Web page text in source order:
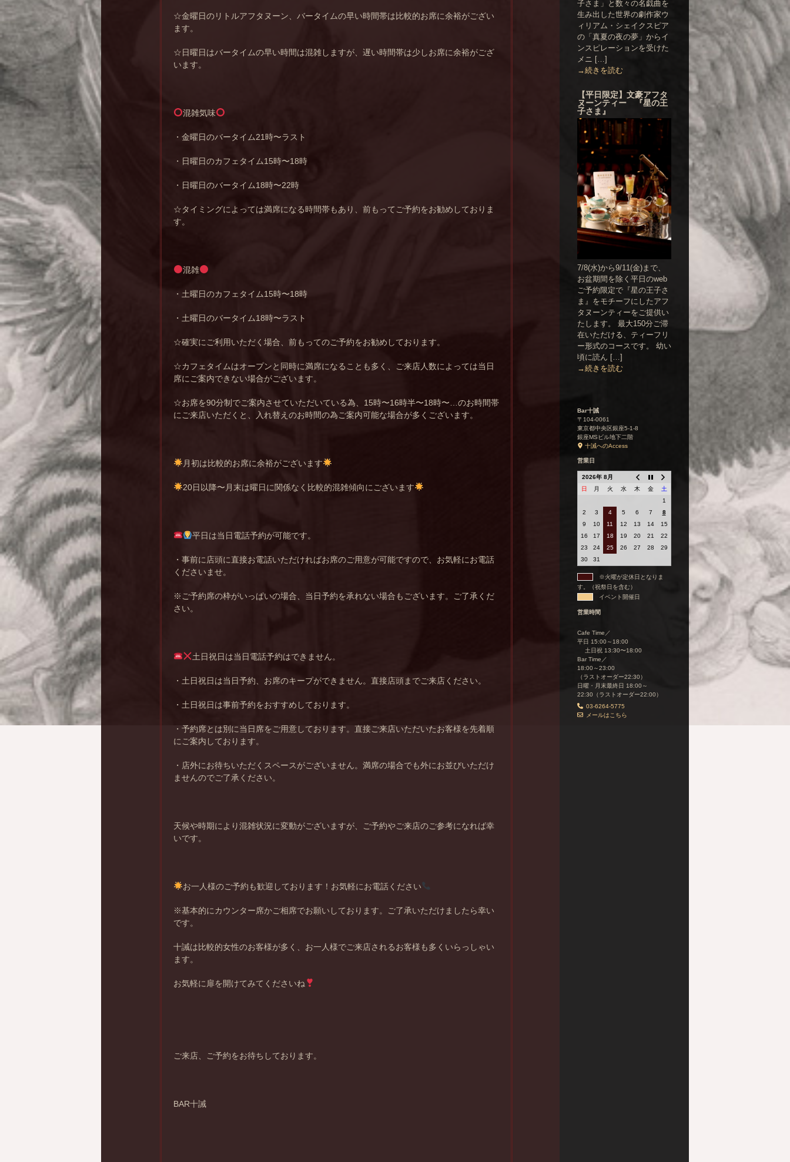
☆金曜日のリトルアフタヌーン、バータイムの早い時間帯は比較的お席に余裕がござい
ます。
☆日曜日はバータイムの早い時間は混雑しますが、遅い時間帯は少しお席に余裕がござ
います。
混雑気味
・金曜日のバータイム21時〜ラスト
・日曜日のカフェタイム15時〜18時
・日曜日のバータイム18時〜22時
☆タイミングによっては満席になる時間帯もあり、前もってご予約をお勧めしておりま
す。
混雑
・土曜日のカフェタイム15時〜18時
・土曜日のバータイム18時〜ラスト
☆確実にご利用いただく場合、前もってのご予約をお勧めしております。
☆カフェタイムはオープンと同時に満席になることも多く、ご来店人数によっては当日
席にご案内できない場合がございます。
☆お席を90分制でご案内させていただいている為、15時〜16時半〜18時〜…のお時間帯
にご来店いただくと、入れ替えのお時間の為ご案内可能な場合が多くございます。
月初は比較的お席に余裕がございます
20日以降〜月末は曜日に関係なく比較的混雑傾向にございます
平日は当日電話予約が可能です。
・事前に店頭に直接お電話いただければお席のご用意が可能ですので、お気軽にお電話
くださいませ。
※ご予約席の枠がいっぱいの場合、当日予約を承れない場合もございます。ご了承くだ
さい。
土日祝日は当日電話予約はできません。
・土日祝日は当日予約、お席のキープができません。直接店頭までご来店ください。
・土日祝日は事前予約をおすすめしております。
・予約席とは別に当日席をご用意しております。直接ご来店いただいたお客様を先着順
にご案内しております。
・店外にお待ちいただくスペースがございません。満席の場合でも外にお並びいただけ
ませんのでご了承ください。
天候や時期により混雑状況に変動がございますが、ご予約やご来店のご参考になれば幸
いです。
お一人様のご予約も歓迎しております！お気軽にお電話ください
※基本的にカウンター席かご相席でお願いしております。ご了承いただけましたら幸い
です。
十誡は比較的女性のお客様が多く、お一人様でご来店されるお客様も多くいらっしゃい
ます。
お気軽に扉を開けてみてくださいね
ご来店、ご予約をお待ちしております。
BAR十誡
子さま」と数々の名戯曲を
生み出した世界の劇作家ウ
ィリアム・シェイクスピア
の「真夏の夜の夢」からイ
ンスピレーションを受けた
メニ […]
→続きを読む
【平日限定】文豪アフタ
ヌーンティー 『星の王
子さま』
7/8(水)から9/11(金)まで、
お盆期間を除く平日のweb
ご予約限定で『星の王子さ
ま』をモチーフにしたアフ
タヌーンティーをご提供い
たします。 最大150分ご滞
在いただける、ティーフリ
ー形式のコースです。 幼い
頃に読ん […]
→続きを読む
Bar十誡
〒104-0061
東京都中央区銀座5-1-8
銀座MSビル地下二階
十誡へのAccess
営業日
2026年 8月
日
月 火 水 木 金
土
1
2
3 4 5 6 7
8
9
10 11 12 13 14
15
16
17 18 19 20 21
22
23
24 25 26 27 28
29
30
31
※火曜が定休日となりま
す。（祝祭日を含む）
イベント開催日
営業時間
Cafe Time／
平日 15:00～18:00
土日祝 13:30〜18:00
Bar Time／
18:00～23:00
（ラストオーダー22:30）
日曜・月末最終日 18:00～
22:30（ラストオーダー22:00）
03-6264-5775
メールはこちら